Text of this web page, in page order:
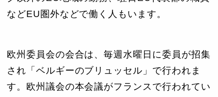
などEU圏外などで働く人もいます。
欧州委員会の会合は、毎週水曜日に委員が招集
され「ベルギーのブリュッセル」で行われま
す。欧州議会の本会議がフランスで行われてい